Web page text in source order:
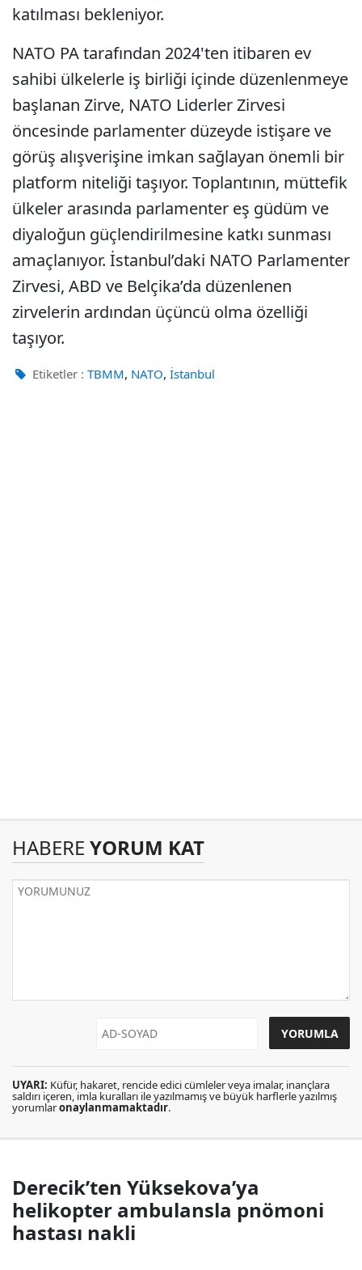
katılması bekleniyor.
NATO PA tarafından 2024'ten itibaren ev
sahibi ülkelerle iş birliği içinde düzenlenmeye
başlanan Zirve, NATO Liderler Zirvesi
öncesinde parlamenter düzeyde istişare ve
görüş alışverişine imkan sağlayan önemli bir
platform niteliği taşıyor. Toplantının, müttefik
ülkeler arasında parlamenter eş güdüm ve
diyaloğun güçlendirilmesine katkı sunması
amaçlanıyor. İstanbul’daki NATO Parlamenter
Zirvesi, ABD ve Belçika’da düzenlenen
zirvelerin ardından üçüncü olma özelliği
taşıyor.
Etiketler : TBMM, NATO, İstanbul
HABERE YORUM KAT
UYARI: Küfür, hakaret, rencide edici cümleler veya imalar, inançlara
saldırı içeren, imla kuralları ile yazılmamış ve büyük harflerle yazılmış
yorumlaronaylanmamaktadır.
Derecik’ten Yüksekova’ya
helikopter ambulansla pnömoni
hastası nakli